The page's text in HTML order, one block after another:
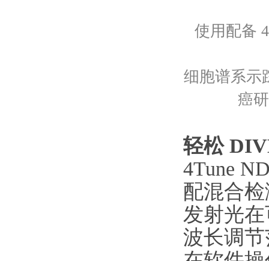
使用配备
细胞谱系示
癌
轻松
4Tune
配混合
发射光
波长调节